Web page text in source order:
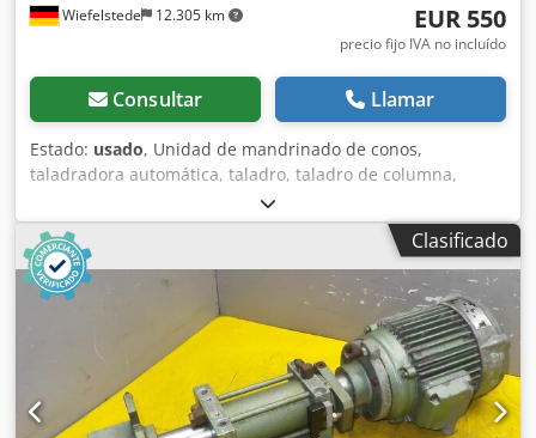
Wiefelstede 12.305 km EUR 550
precio fijo IVA no incluído
Consultar Llamar
Estado: usado, Unidad de mandrinado de conos,
taladradora automática, taladro, taladro de columna,
taladradora de varios husillos, taladradora de línea,
taladradora para ensambles. -Carrera máxima de avance:
150 mm -Motor: 1,1 kW, 2750 rpm -Rosca del portabrocas:
M8 -Cantidad: 3 husillos disponibles -Precio: por unidad
Dedpfx Adecgqdfehock -Dimensiones: 700/180/A180 mm -
Clasificado